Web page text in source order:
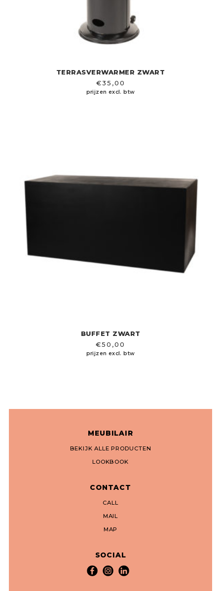
TERRASVERWARMER ZWART
€35,00
prijzen excl. btw
BUFFET ZWART
€50,00
prijzen excl. btw
MEUBILAIR
BEKIJK ALLE PRODUCTEN
LOOKBOOK
CONTACT
CALL
MAIL
MAP
SOCIAL